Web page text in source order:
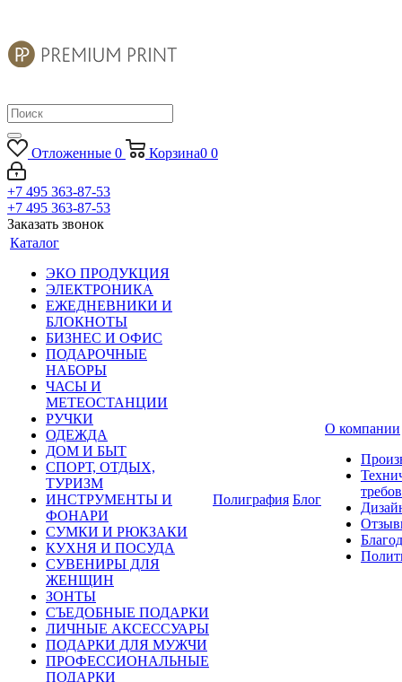
Отложенные 0 Корзина0 0
+7 495 363-87-53
+7 495 363-87-53
Заказать звонок
Каталог
ЭКО ПРОДУКЦИЯ
ЭЛЕКТРОНИКА
ЕЖЕДНЕВНИКИ И
БЛОКНОТЫ
БИЗНЕС И ОФИС
ПОДАРОЧНЫЕ
НАБОРЫ
ЧАСЫ И
МЕТЕОСТАНЦИИ
РУЧКИ
ОДЕЖДА
ДОМ И БЫТ
СПОРТ, ОТДЫХ,
ТУРИЗМ
ИНСТРУМЕНТЫ И
ФОНАРИ
СУМКИ И РЮКЗАКИ
КУХНЯ И ПОСУДА
СУВЕНИРЫ ДЛЯ
ЖЕНЩИН
ЗОНТЫ
СЪЕДОБНЫЕ ПОДАРКИ
ЛИЧНЫЕ АКСЕССУАРЫ
ПОДАРКИ ДЛЯ МУЖЧИ
ПРОФЕССИОНАЛЬНЫЕ
ПОДАРКИ
Полиграфия Блог
О компании